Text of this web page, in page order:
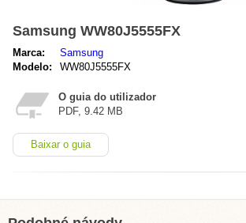
Samsung WW80J5555FX
Marca:
Samsung
Modelo:
WW80J5555FX
O guia do utilizador
PDF, 9.42 MB
Baixar o guia